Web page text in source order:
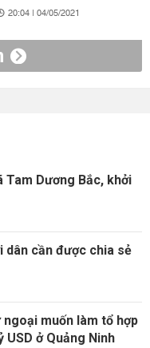
20:04 | 04/05/2021
Tam Dương Bắc, khởi
dân cần được chia sẻ
muốn làm tổ hợp
ở Quảng Ninh